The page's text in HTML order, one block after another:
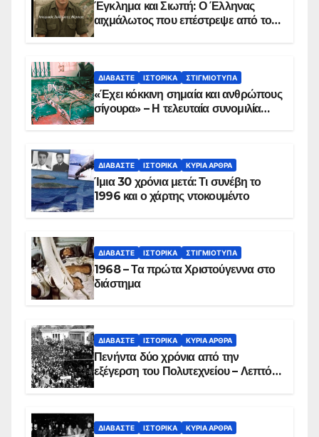
Έγκλημα και Σιωπή: Ο Έλληνας
αιχμάλωτος που επέστρεψε από το
ΔΙΑΒΆΣΤΕ ΙΣΤΟΡΙΚΆ ΣΤΙΓΜΙΌΤΥΠΑ
«Έχει κόκκινη σημαία και ανθρώπους
σίγουρα» – Η τελευταία συνομιλία
ΔΙΑΒΆΣΤΕ ΙΣΤΟΡΙΚΆ ΚΥΡΙΑ ΑΡΘΡΑ
Ίμια 30 χρόνια μετά: Τι συνέβη το
1996 και ο χάρτης ντοκουμέντο
ΔΙΑΒΆΣΤΕ ΙΣΤΟΡΙΚΆ ΣΤΙΓΜΙΌΤΥΠΑ
1968 – Τα πρώτα Χριστούγεννα στο
διάστημα
ΔΙΑΒΆΣΤΕ ΙΣΤΟΡΙΚΆ ΚΥΡΙΑ ΑΡΘΡΑ
Πενήντα δύο χρόνια από την
εξέγερση του Πολυτεχνείου – Λεπτό
ΔΙΑΒΆΣΤΕ ΙΣΤΟΡΙΚΆ ΚΥΡΙΑ ΑΡΘΡΑ